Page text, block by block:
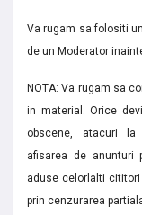
Va rugam sa folositi
de un Moderator
NOTA: Va rugam sa
in material. Orice
obscene, atacuri la
afisarea de anunturi
aduse celorlalti
prin cenzurarea